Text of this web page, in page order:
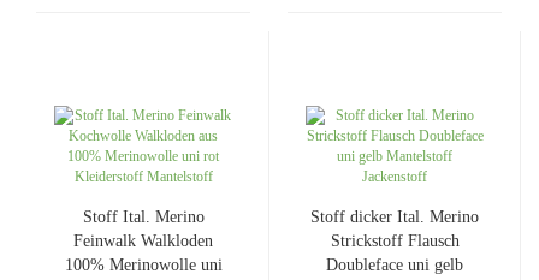
Stoff Ital. Merino
Feinwalk Walkloden
100% Merinowolle uni
Stoff dicker Ital. Merino
Strickstoff Flausch
Doubleface uni gelb